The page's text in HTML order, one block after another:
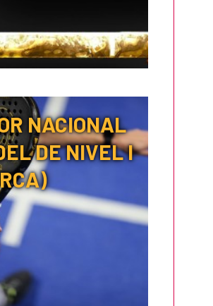
NACIONAL
DE NIVEL I